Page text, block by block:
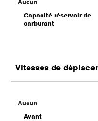
Aucun
Capacité réservoir de
carburant
Vitesses de
Aucun
Avant